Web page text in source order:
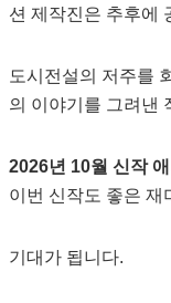
션 제작진은 추후에
도시전설의 저주를
의 이야기를 그려낸
2026년 10월 신작
이번 신작도 좋은 재
기대가 됩니다.